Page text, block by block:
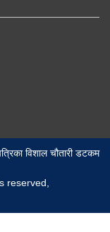
विशाल चौतारी डटकम
reserved,